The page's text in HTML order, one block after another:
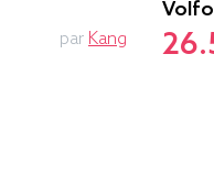
par Kang